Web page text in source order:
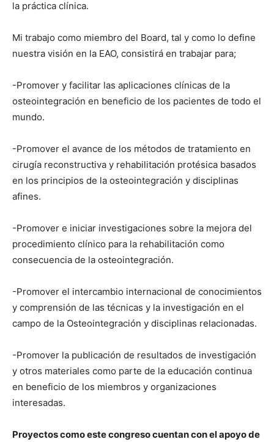
la práctica clínica.
Mi trabajo como miembro del Board, tal y como lo define
nuestra visión en la EAO, consistirá en trabajar para;
-Promover y facilitar las aplicaciones clínicas de la
osteointegración en beneficio de los pacientes de todo el
mundo.
-Promover el avance de los métodos de tratamiento en
cirugía reconstructiva y rehabilitación protésica basados ​​
en los principios de la osteointegración y disciplinas
afines.
-Promover e iniciar investigaciones sobre la mejora del
procedimiento clínico para la rehabilitación como
consecuencia de la osteointegración.
-Promover el intercambio internacional de conocimientos
y comprensión de las técnicas y la investigación en el
campo de la Osteointegración y disciplinas relacionadas.
-Promover la publicación de resultados de investigación
y otros materiales como parte de la educación continua
en beneficio de los miembros y organizaciones
interesadas.
Proyectos como este congreso cuentan con el apoyo de